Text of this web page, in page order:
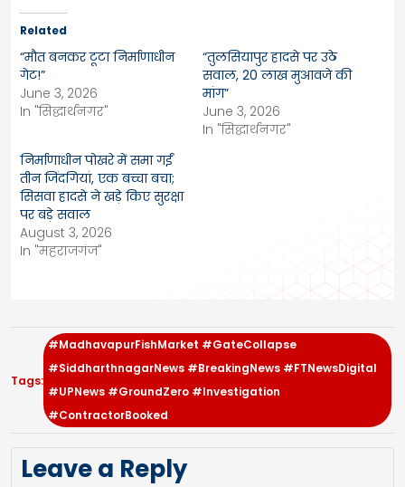
Related
“मौत बनकर टूटा निर्माणाधीन
गेट!”
June 3, 2026
In "सिद्धार्थनगर"
“तुलसियापुर हादसे पर उठे
सवाल, 20 लाख मुआवजे की
मांग”
June 3, 2026
In "सिद्धार्थनगर"
निर्माणाधीन पोखरे में समा गईं
तीन जिंदगियां, एक बच्चा बचा;
सिसवा हादसे ने खड़े किए सुरक्षा
पर बड़े सवाल
August 3, 2026
In "महराजगंज"
Tags:
#MadhavapurFishMarket #GateCollapse
#SiddharthnagarNews #BreakingNews #FTNewsDigital
#UPNews #GroundZero #Investigation
#ContractorBooked
Leave a Reply